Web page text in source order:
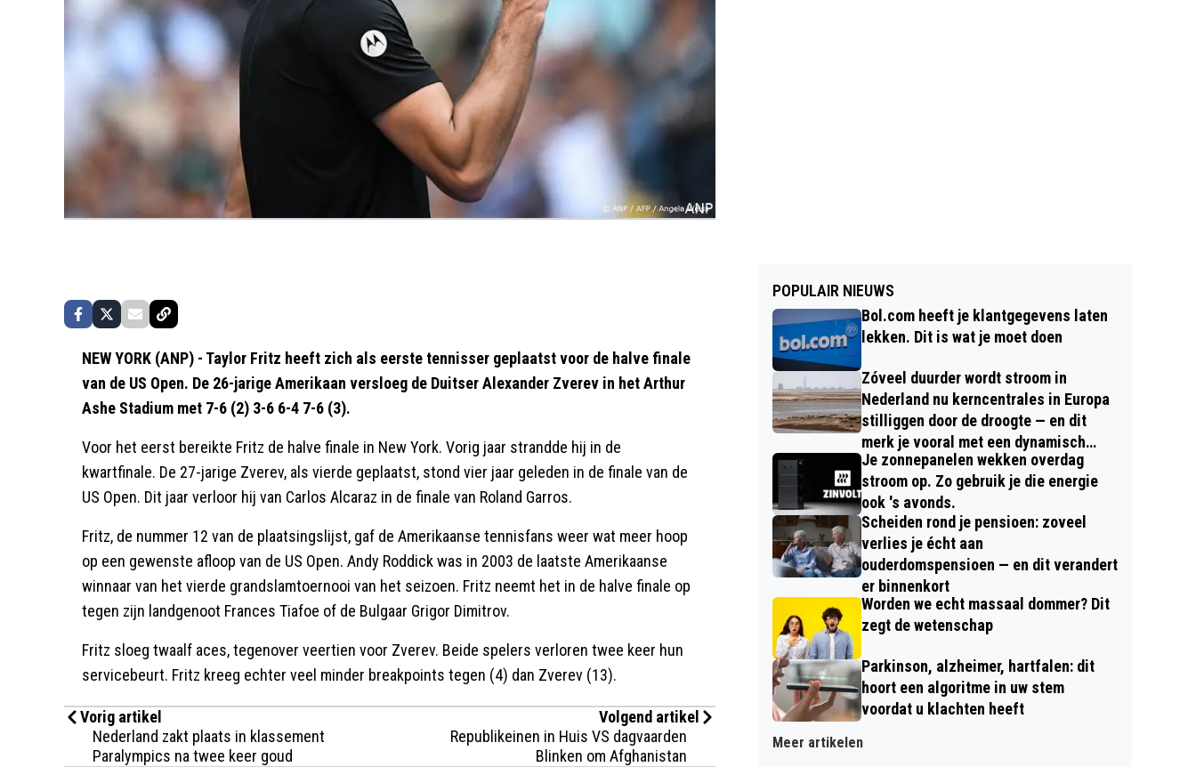
NEW YORK (ANP) - Taylor Fritz heeft zich als eerste tennisser geplaatst voor de halve finale
van de US Open. De 26-jarige Amerikaan versloeg de Duitser Alexander Zverev in het Arthur
Ashe Stadium met 7-6 (2) 3-6 6-4 7-6 (3).
Voor het eerst bereikte Fritz de halve finale in New York. Vorig jaar strandde hij in de
kwartfinale. De 27-jarige Zverev, als vierde geplaatst, stond vier jaar geleden in de finale van de
US Open. Dit jaar verloor hij van Carlos Alcaraz in de finale van Roland Garros.
Fritz, de nummer 12 van de plaatsingslijst, gaf de Amerikaanse tennisfans weer wat meer hoop
op een gewenste afloop van de US Open. Andy Roddick was in 2003 de laatste Amerikaanse
winnaar van het vierde grandslamtoernooi van het seizoen. Fritz neemt het in de halve finale op
tegen zijn landgenoot Frances Tiafoe of de Bulgaar Grigor Dimitrov.
Fritz sloeg twaalf aces, tegenover veertien voor Zverev. Beide spelers verloren twee keer hun
servicebeurt. Fritz kreeg echter veel minder breakpoints tegen (4) dan Zverev (13).
Vorig artikel
Nederland zakt plaats in klassement
Paralympics na twee keer goud
Volgend artikel
Republikeinen in Huis VS dagvaarden
Blinken om Afghanistan
POPULAIR NIEUWS
Bol.com heeft je klantgegevens laten
lekken. Dit is wat je moet doen
Zóveel duurder wordt stroom in
Nederland nu kerncentrales in Europa
stilliggen door de droogte — en dit
merk je vooral met een dynamisch
contract
Je zonnepanelen wekken overdag
stroom op. Zo gebruik je die energie
ook 's avonds.
Scheiden rond je pensioen: zoveel
verlies je écht aan
ouderdomspensioen — en dit verandert
er binnenkort
Worden we echt massaal dommer? Dit
zegt de wetenschap
Parkinson, alzheimer, hartfalen: dit
hoort een algoritme in uw stem
voordat u klachten heeft
Meer artikelen